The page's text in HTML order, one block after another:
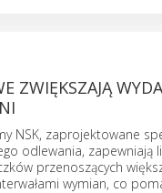
ZWIĘKSZAJĄ
NSK, zaprojektowane
odlewania,
przenoszących
wymian, co